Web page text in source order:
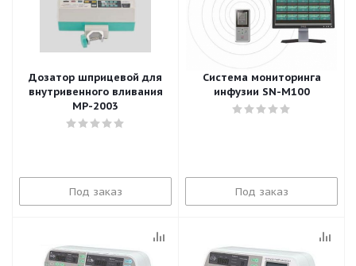
Дозатор шприцевой для
внутривенного вливания
МР-2003
Под заказ
Система мониторинга
инфузии SN-M100
Под заказ